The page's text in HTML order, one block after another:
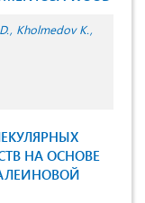
Kholmedov K.
НА ОСНОВЕ